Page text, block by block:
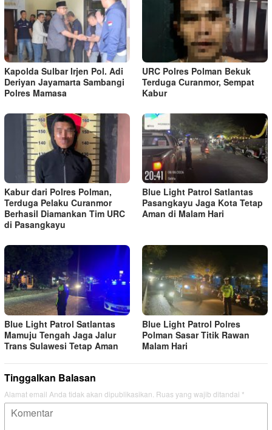
Kapolda Sulbar Irjen Pol. Adi
Deriyan Jayamarta Sambangi
Polres Mamasa
URC Polres Polman Bekuk
Terduga Curanmor, Sempat
Kabur
Kabur dari Polres Polman,
Terduga Pelaku Curanmor
Berhasil Diamankan Tim URC
di Pasangkayu
Blue Light Patrol Satlantas
Pasangkayu Jaga Kota Tetap
Aman di Malam Hari
Blue Light Patrol Satlantas
Mamuju Tengah Jaga Jalur
Trans Sulawesi Tetap Aman
Blue Light Patrol Polres
Polman Sasar Titik Rawan
Malam Hari
Tinggalkan Balasan
Alamat email Anda tidak akan dipublikasikan. Ruas yang wajib ditandai *